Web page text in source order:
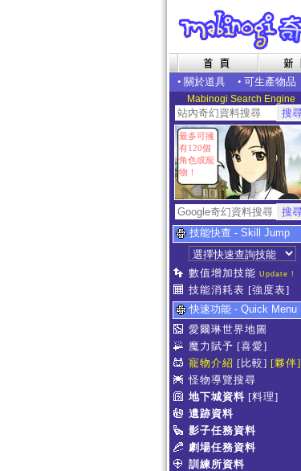
• 關於道具 • 可生產物品
Mabinogi Search Engine
最多可擁
有120個
角色或寵
物！
技能快查 - Skill Jump
數值增加技能 Update !
技能消耗表 [強度表]
快速功能 - Quick Menu
愛爾琳世界地圖
魔力賦予 [喜愛]
寵物介紹 [比較] [夥伴]
怪物導覽搜尋
地下城資料 [料理]
遺跡資料
影子任務資料
劇場任務資料
訓練所資料